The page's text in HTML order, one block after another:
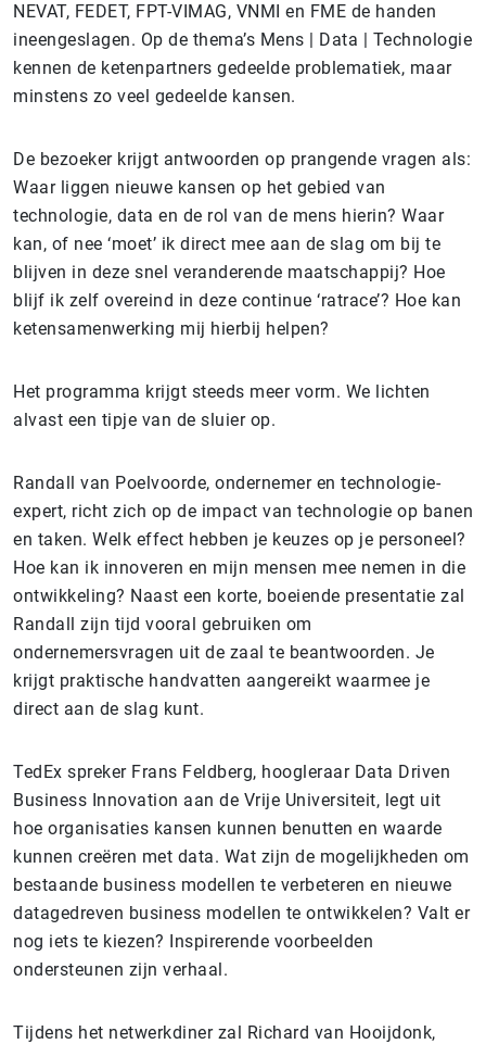
NEVAT, FEDET, FPT-VIMAG, VNMI en FME de handen
ineengeslagen. Op de thema’s Mens | Data | Technologie
kennen de ketenpartners gedeelde problematiek, maar
minstens zo veel gedeelde kansen.
De bezoeker krijgt antwoorden op prangende vragen als:
Waar liggen nieuwe kansen op het gebied van
technologie, data en de rol van de mens hierin? Waar
kan, of nee ‘moet’ ik direct mee aan de slag om bij te
blijven in deze snel veranderende maatschappij? Hoe
blijf ik zelf overeind in deze continue ‘ratrace’? Hoe kan
ketensamenwerking mij hierbij helpen?
Het programma krijgt steeds meer vorm. We lichten
alvast een tipje van de sluier op.
Randall van Poelvoorde, ondernemer en technologie-
expert, richt zich op de impact van technologie op banen
en taken. Welk effect hebben je keuzes op je personeel?
Hoe kan ik innoveren en mijn mensen mee nemen in die
ontwikkeling? Naast een korte, boeiende presentatie zal
Randall zijn tijd vooral gebruiken om
ondernemersvragen uit de zaal te beantwoorden. Je
krijgt praktische handvatten aangereikt waarmee je
direct aan de slag kunt.
TedEx spreker Frans Feldberg, hoogleraar Data Driven
Business Innovation aan de Vrije Universiteit, legt uit
hoe organisaties kansen kunnen benutten en waarde
kunnen creëren met data. Wat zijn de mogelijkheden om
bestaande business modellen te verbeteren en nieuwe
datagedreven business modellen te ontwikkelen? Valt er
nog iets te kiezen? Inspirerende voorbeelden
ondersteunen zijn verhaal.
Tijdens het netwerkdiner zal Richard van Hooijdonk,